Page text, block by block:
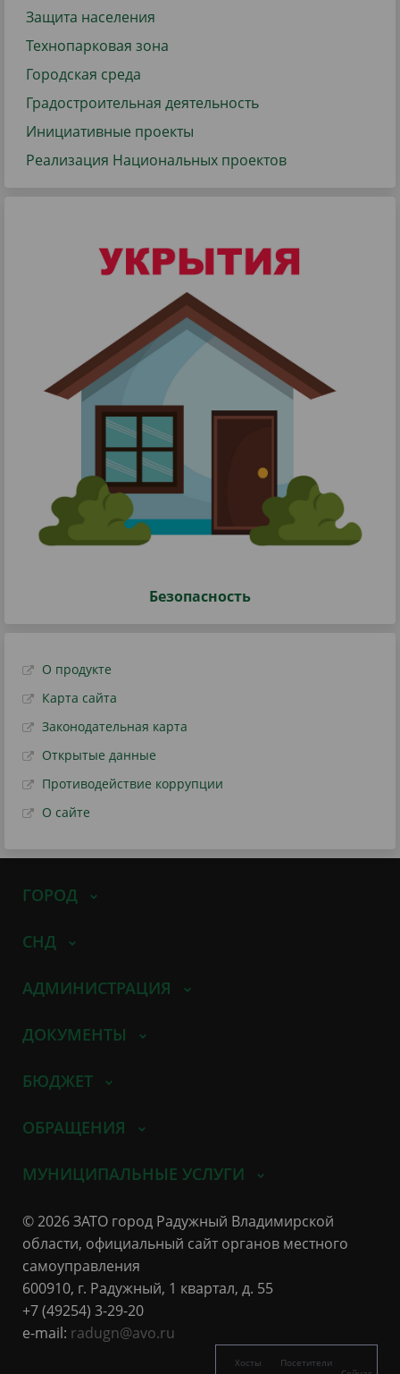
Защита населения
Технопарковая зона
Городская среда
Градостроительная деятельность
Инициативные проекты
Реализация Национальных проектов
Безопасность
О продукте
Карта сайта
Законодательная карта
Открытые данные
Противодействие коррупции
О сайте
ГОРОД
СНД
АДМИНИСТРАЦИЯ
ДОКУМЕНТЫ
БЮДЖЕТ
ОБРАЩЕНИЯ
МУНИЦИПАЛЬНЫЕ УСЛУГИ
© 2026 ЗАТО город Радужный Владимирской
области, официальный сайт органов местного
самоуправления
600910, г. Радужный, 1 квартал, д. 55
+7 (49254) 3-29-20
e-mail: radugn@avo.ru
Хосты
Посетители